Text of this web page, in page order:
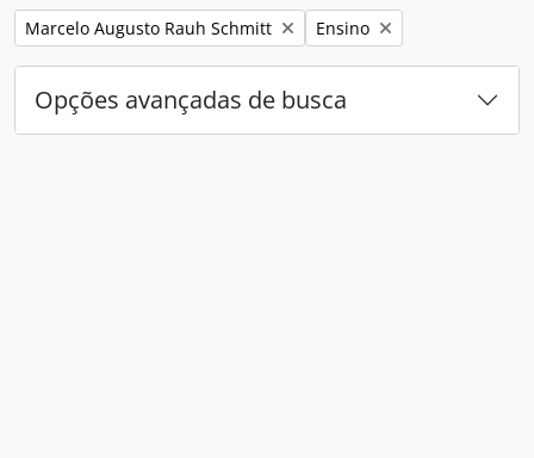
Remover filtro:
Marcelo Augusto Rauh Schmitt Remover filtro:
Ensino
Opções avançadas de busca